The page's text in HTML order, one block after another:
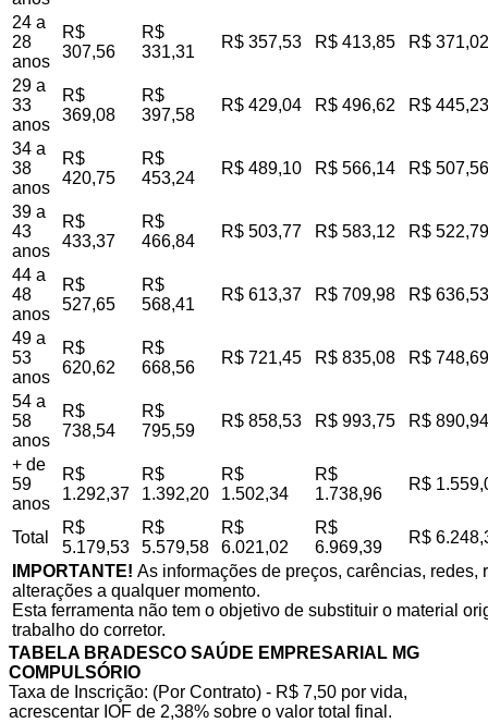
24 a
28
anos
R$
307,56
R$
331,31
R$ 357,53 R$ 413,85 R$ 371,02
29 a
33
anos
R$
369,08
R$
397,58
R$ 429,04 R$ 496,62 R$ 445,23
34 a
38
anos
R$
420,75
R$
453,24
R$ 489,10 R$ 566,14 R$ 507,56
39 a
43
anos
R$
433,37
R$
466,84
R$ 503,77 R$ 583,12 R$ 522,79
44 a
48
anos
R$
527,65
R$
568,41
R$ 613,37 R$ 709,98 R$ 636,53
49 a
53
anos
R$
620,62
R$
668,56
R$ 721,45 R$ 835,08 R$ 748,69
54 a
58
anos
R$
738,54
R$
795,59
R$ 858,53 R$ 993,75 R$ 890,94
+ de
59
anos
R$
1.292,37
R$
1.392,20
R$
1.502,34
R$
1.738,96
R$
Total
R$
5.179,53
R$
5.579,58
R$
6.021,02
R$
6.969,39
R$
IMPORTANTE! As informações de preços, carências,
alterações a qualquer momento.
Esta ferramenta não tem o objetivo de substituir o material
trabalho do corretor.
TABELA BRADESCO SAÚDE EMPRESARIAL MG
COMPULSÓRIO
Taxa de Inscrição: (Por Contrato) - R$ 7,50 por vida,
acrescentar IOF de 2,38% sobre o valor total final.